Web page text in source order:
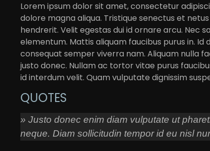
Lorem ipsum dolor sit amet, consectetur
dolore magna aliqua. Tristique senectus et
hendrerit. Velit egestas dui id ornare arcu. Nec
elementum. Mattis aliquam faucibus purus in.
consequat semper viverra nam. Aliquam nulla
justo donec. Nullam ac tortor vitae purus
id interdum velit. Quam vulputate dignissim
QUOTES
» Justo donec enim diam vulputate ut
neque. Diam sollicitudin tempor id eu nisl